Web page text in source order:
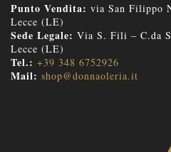
Punto Vendita: via San Filippo
Lecce (LE)
Sede Legale: Via S. Fili – C.da
Lecce (LE)
Tel.: +39 348 6752926
Mail: shop@donnaoleria.it